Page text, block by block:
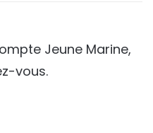
Jeune Marine,
vous.